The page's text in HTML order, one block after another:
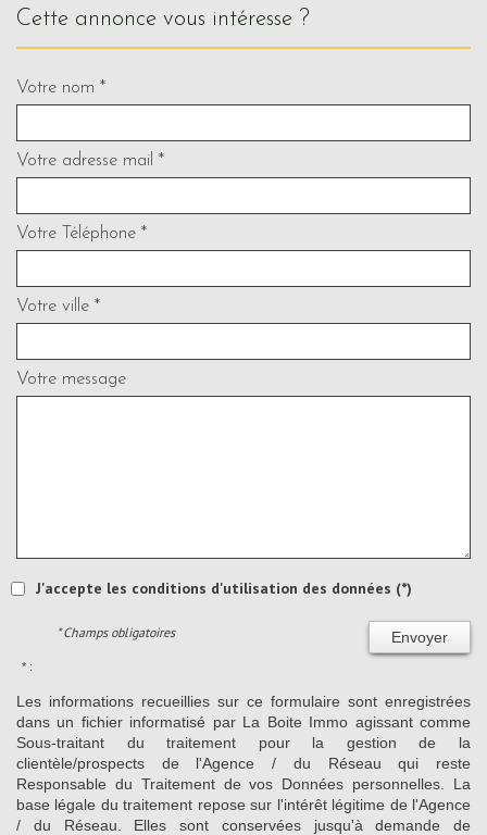
cette annonce vous intéresse ?
Votre nom *
Votre adresse mail *
Votre Téléphone *
Votre ville *
Votre message
J'accepte les conditions d'utilisation des données (*)
Envoyer
* Champs obligatoires
* :
Les informations recueillies sur ce formulaire sont enregistrées
dans un fichier informatisé par La Boite Immo agissant comme
Sous-traitant du traitement pour la gestion de la
clientèle/prospects de l'Agence / du Réseau qui reste
Responsable du Traitement de vos Données personnelles. La
base légale du traitement repose sur l'intérêt légitime de l'Agence
/ du Réseau. Elles sont conservées jusqu'à demande de